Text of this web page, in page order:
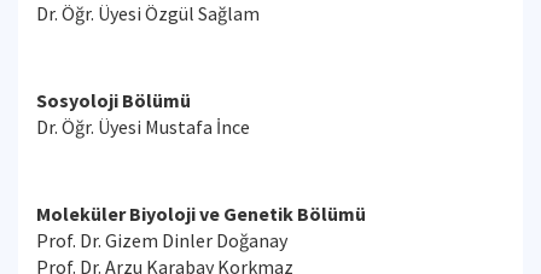
Dr. Öğr. Üyesi Özgül Sağlam
Sosyoloji Bölümü
Dr. Öğr. Üyesi Mustafa İnce
Moleküler Biyoloji ve Genetik Bölümü
Prof. Dr. Gizem Dinler Doğanay
Prof. Dr. Arzu Karabay Korkmaz